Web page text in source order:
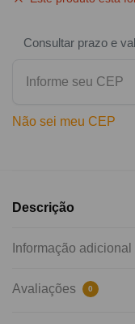
Consultar prazo e
Não sei meu CEP
Descrição
Informação adicional
Avaliações 0